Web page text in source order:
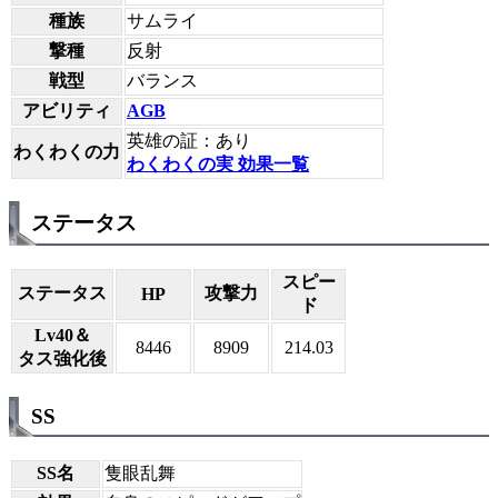
種族
サムライ
撃種
反射
戦型
バランス
アビリティ
AGB
わくわくの力
英雄の証：あり
わくわくの実 効果一覧
ステータス
ステータス HP 攻撃力
スピー
ド
Lv40＆
タス強化後
8446 8909 214.03
SS
SS名
隻眼乱舞